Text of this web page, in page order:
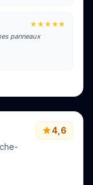
★★★★★
panneaux
4,6